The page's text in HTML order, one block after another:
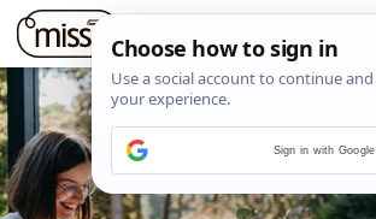
Sign in with Google